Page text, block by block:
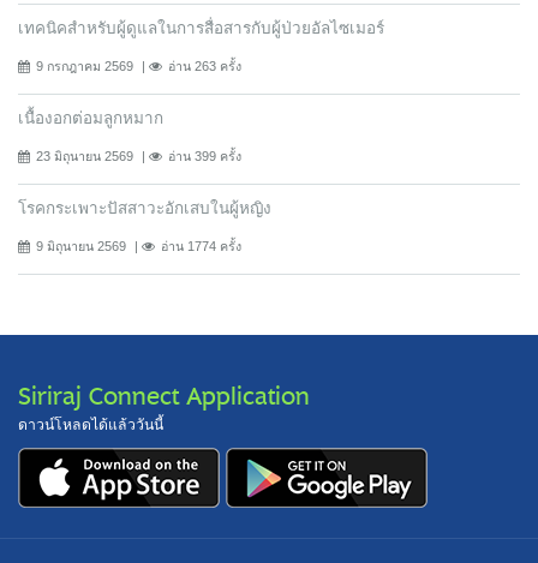
เทคนิคสำหรับผู้ดูแลในการสื่อสารกับผู้ป่วยอัลไซเมอร์
9 กรกฎาคม 2569 อ่าน 263 ครั้ง
เนื้องอกต่อมลูกหมาก
23 มิถุนายน 2569 อ่าน 399 ครั้ง
โรคกระเพาะปัสสาวะอักเสบในผู้หญิง
9 มิถุนายน 2569 อ่าน 1774 ครั้ง
Siriraj Connect Application
ดาวน์โหลดได้แล้ววันนี้